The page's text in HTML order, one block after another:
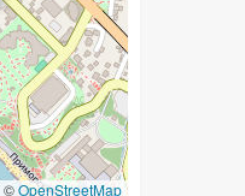
©OpenStreetMap